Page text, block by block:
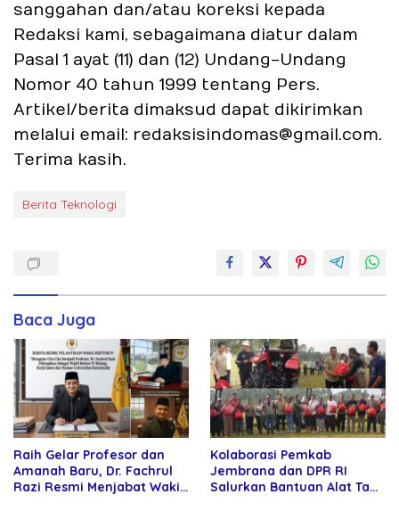
sanggahan dan/atau koreksi kepada
Redaksi kami, sebagaimana diatur dalam
Pasal 1 ayat (11) dan (12) Undang-Undang
Nomor 40 tahun 1999 tentang Pers.
Artikel/berita dimaksud dapat dikirimkan
melalui email: redaksisindomas@gmail.com.
Terima kasih.
Berita Teknologi
Baca Juga
Raih Gelar Profesor dan
Amanah Baru, Dr. Fachrul
Razi Resmi Menjabat Wakil
Kolaborasi Pemkab
Jembrana dan DPR RI
Salurkan Bantuan Alat Tani